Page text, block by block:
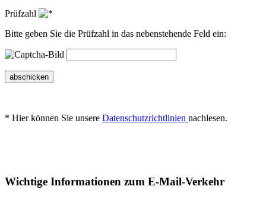
Prüfzahl
Bitte geben Sie die Prüfzahl in das nebenstehende Feld ein:
abschicken
* Hier können Sie unsere Datenschutzrichtlinien nachlesen.
Wichtige Informationen zum E-Mail-Verkehr